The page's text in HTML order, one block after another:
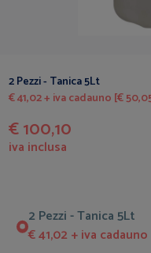
2 Pezzi - Tanica 5Lt
€ 41,02 + iva cadauno [€
€ 100,10
iva inclusa
2 Pezzi - Tanica 5Lt
€ 41,02 + iva